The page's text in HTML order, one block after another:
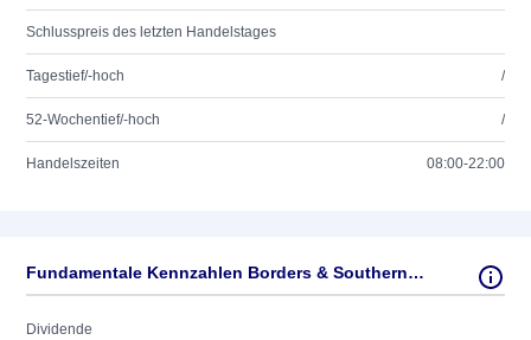
Schlusspreis des letzten Handelstages
Tagestief/-hoch /
52-Wochentief/-hoch /
Handelszeiten 08:00-22:00
Fundamentale Kennzahlen Borders & Southern Petroleum
Dividende